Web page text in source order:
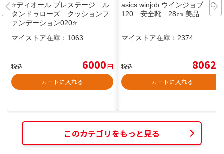
⭐️ディオール プレステージ ル
タンドゥローズ クッションフ
ァンデーション020⭐️
マイストア在庫： 1063
税込 6000円
カートに入れる
asics winjob ウインジョブ CP
120 安全靴 28㎝ 美品
マイストア在庫： 2374
税込 8062
カートに入れる
このカテゴリをもっと見る